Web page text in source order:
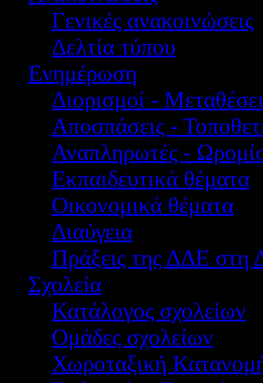
Γενικές ανακοινώσεις
Δελτία τύπου
Ενημέρωση
Διορισμοί -
Αποσπάσεις -
Αναπληρωτές -
Εκπαιδευτικά θέματα
Οικονομικά θέματα
Διαύγεια
Πράξεις της ΔΔΕ στη
Σχολεία
Κατάλογος σχολείων
Ομάδες σχολείων
Χωροταξική